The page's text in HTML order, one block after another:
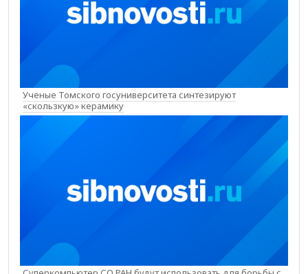
Ученые Томского госуниверситета синтезируют
«скользкую» керамику